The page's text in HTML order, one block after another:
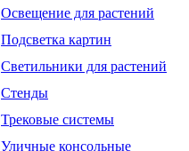
Освещение для растений
Подсветка картин
Светильники для растений
Стенды
Трековые системы
Уличные консольные